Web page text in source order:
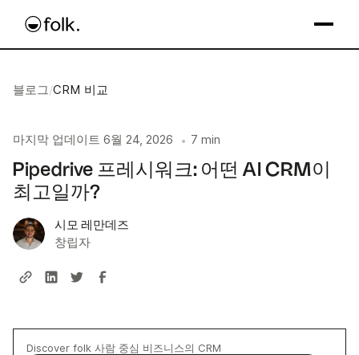
블로그/CRM 비교
마지막 업데이트 6월 24, 2026 • 7 min
Pipedrive 프레시워크: 어떤 AI CRM이
최고일까?
시모 레만데즈
창립자
Discover folk 사람 중심 비즈니스의 CRM